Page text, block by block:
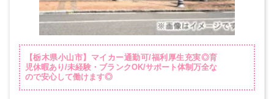
【栃木県小山市】マイカー通勤可/福利厚生充実◎育
児休暇あり/未経験・ブランクOK/サポート体制万全な
ので安心して働けます◎